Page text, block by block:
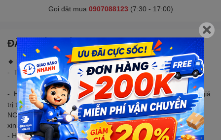
Gọi đặt mua 0907088123 (7:30 - 17:00)
ĐẶC ĐIỂM NỔI BẬT
🔹 LƯU Ý
- Tụ điện bán theo gói (1C) là 1 con, (5C) là 5 con.
Ví dụ : (5C) 1uF là 1 gói 5 con tụ 1uF.
- Hình ảnh chỉ mang tính chất minh hoạ về tụ hoá nhôm, mỗi giá
trị tụ có nhiều hãng và màu sắc khác nhau. Shop nhập nhiều
NCC nên có nhiều loại. Quý khách muốn kích thước hoặc hãng
xin liên hệ trực tiếp.
- Hãng : ChongX, Chengxing, Ymin, Aishi, Yunxing, Topazcon...